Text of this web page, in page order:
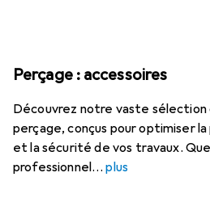
Perçage : accessoires
Découvrez notre vaste sélection
perçage, conçus pour optimiser
et la sécurité de vos travaux.
professionnel
plus